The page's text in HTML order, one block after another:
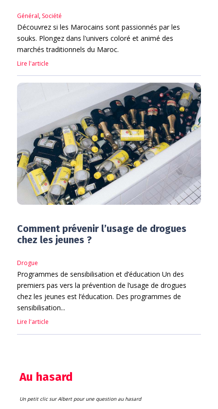
Général, Société
Découvrez si les Marocains sont passionnés par les
souks. Plongez dans l'univers coloré et animé des
marchés traditionnels du Maroc.
Lire l'article
Comment prévenir l’usage de drogues
chez les jeunes ?
Drogue
Programmes de sensibilisation et d’éducation Un des
premiers pas vers la prévention de l’usage de drogues
chez les jeunes est l’éducation. Des programmes de
sensibilisation...
Lire l'article
Au hasard
Un petit clic sur Albert pour une question au hasard